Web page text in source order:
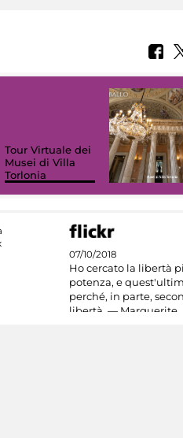
Tour Virtuale dei
Musei di Villa
Torlonia
07/10/2018
Ho cercato la libertà
potenza, e
perché, in parte,
libertà. — Marguerite